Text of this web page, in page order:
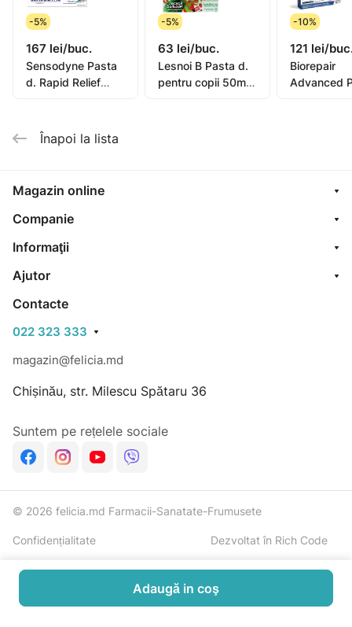
-5%
167 lei/buc.
Sensodyne Pasta
d. Rapid Relief
-5%
63 lei/buc.
Lesnoi B Pasta d.
pentru copii 50ml
-10%
121 lei/
Biorepair
Advanced
Înapoi la lista
Magazin online
Companie
Informaţii
Ajutor
Contacte
022 323 333
magazin@felicia.md
Chișinău, str. Milescu Spătaru 36
Suntem pe rețelele sociale
© 2026 felicia.md Farmacii-Sanatate-Frumusete
Confidențialitate Dezvoltat în Rich Code
Adaugă in coş